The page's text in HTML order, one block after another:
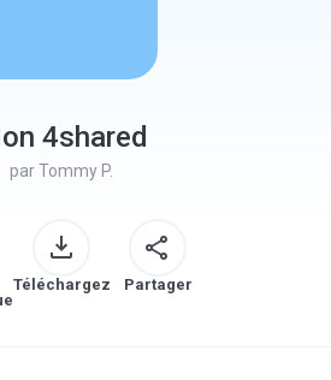
4shared
parTommy P.
Téléchargez Partager